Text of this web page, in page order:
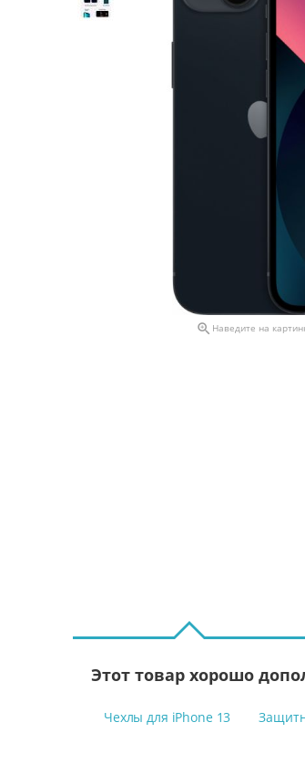
 Наведите на
Этот товар хорошо
Чехлы для iPhone 13